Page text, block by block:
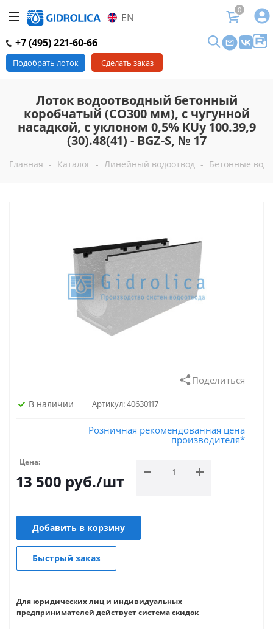
EN
0
+7 (495) 221-60-66
Подобрать лоток Сделать заказ
Лоток водоотводный бетонный
коробчатый (СО300 мм), с чугунной
насадкой, с уклоном 0,5% КUу 100.39,9
(30).48(41) - BGZ-S, № 17
Главная - Каталог - Линейный водоотвод - Бетонные
Поделиться
В наличии Артикул:40630117
Розничная рекомендованная цена
производителя*
Цена:
13 500 руб./шт
Добавить в корзину
Быстрый заказ
Для юридических лиц и индивидуальных
предпринимателей действует система скидок